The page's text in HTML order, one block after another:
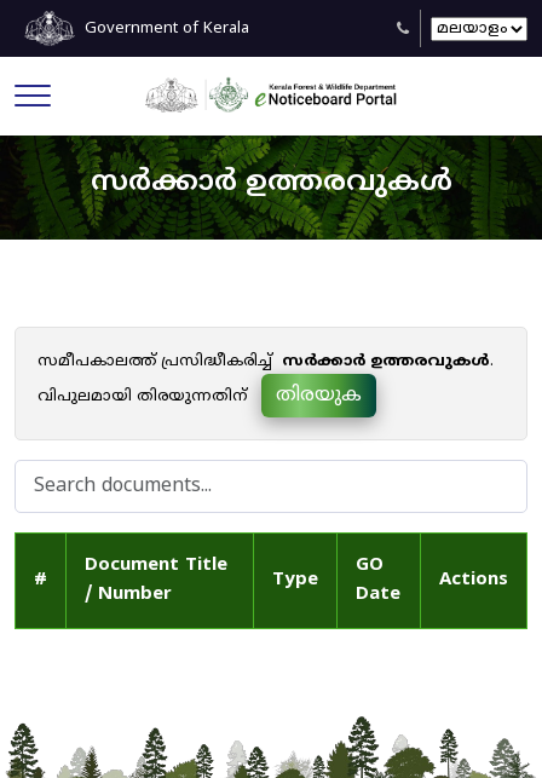
Government of Kerala
സർക്കാർ ഉത്തരവുകൾ
സമീപകാലത്ത് പ്രസിദ്ധീകരിച്ച് സർക്കാർ ഉത്തരവുകൾ.
വിപുലമായി തിരയുന്നതിന്
തിരയുക
#
Document Title
/ Number
Type
GO
Date
Actions